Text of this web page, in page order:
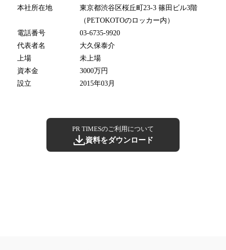
本社所在地
東京都渋谷区桜丘町23-3 篠田ビル3階
（PETOKOTOのロッカー内）
電話番号
03-6735-9920
代表者名
大久保泰介
上場
未上場
資本金
3000万円
設立
2015年03月
PR TIMESのご利用について
資料をダウンロード